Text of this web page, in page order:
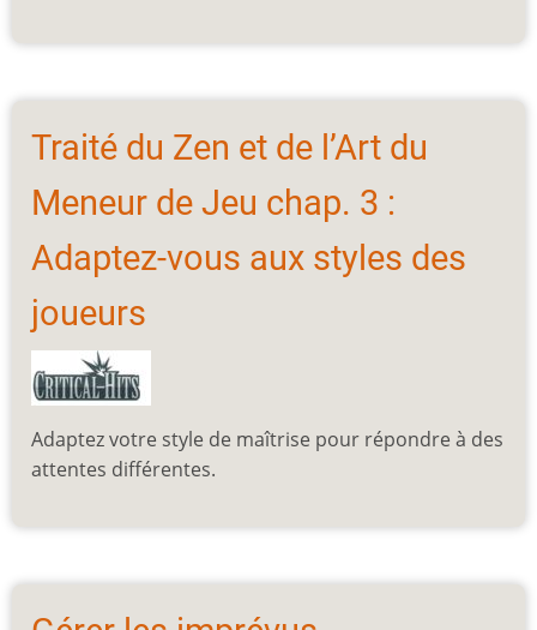
Traité du Zen et de l’Art du
Meneur de Jeu chap. 3 :
Adaptez-vous aux styles des
joueurs
Adaptez votre style de maîtrise pour répondre à des
attentes différentes.